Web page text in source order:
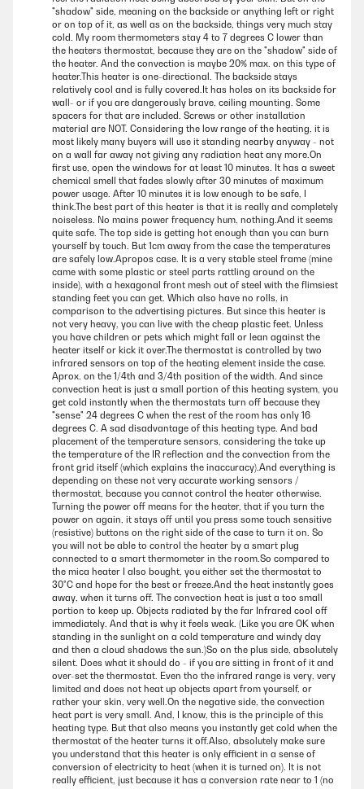
"shadow" side, meaning on the backside or anything left or right
or on top of it, as well as on the backside, things very much stay
cold. My room thermometers stay 4 to 7 degrees C lower than
the heaters thermostat, because they are on the "shadow" side of
the heater. And the convection is maybe 20% max. on this type of
heater.This heater is one-directional. The backside stays
relatively cool and is fully covered.It has holes on its backside for
wall- or if you are dangerously brave, ceiling mounting. Some
spacers for that are included. Screws or other installation
material are NOT. Considering the low range of the heating, it is
most likely many buyers will use it standing nearby anyway - not
on a wall far away not giving any radiation heat any more.On
first use, open the windows for at least 10 minutes. It has a sweet
chemical smell that fades slowly after 30 minutes of maximum
power usage. After 10 minutes it is low enough to be safe, I
think.The best part of this heater is that it is really and completely
noiseless. No mains power frequency hum, nothing.And it seems
quite safe. The top side is getting hot enough than you can burn
yourself by touch. But 1cm away from the case the temperatures
are safely low.Apropos case. It is a very stable steel frame (mine
came with some plastic or steel parts rattling around on the
inside), with a hexagonal front mesh out of steel with the flimsiest
standing feet you can get. Which also have no rolls, in
comparison to the advertising pictures. But since this heater is
not very heavy, you can live with the cheap plastic feet. Unless
you have children or pets which might fall or lean against the
heater itself or kick it over.The thermostat is controlled by two
infrared sensors on top of the heating element inside the case.
Aprox. on the 1/4th and 3/4th position of the width. And since
convection heat is just a small portion of this heating system, you
get cold instantly when the thermostats turn off because they
"sense" 24 degrees C when the rest of the room has only 16
degrees C. A sad disadvantage of this heating type. And bad
placement of the temperature sensors, considering the take up
the temperature of the IR reflection and the convection from the
front grid itself (which explains the inaccuracy).And everything is
depending on these not very accurate working sensors /
thermostat, because you cannot control the heater otherwise.
Turning the power off means for the heater, that if you turn the
power on again, it stays off until you press some touch sensitive
(resistive) buttons on the right side of the case to turn it on. So
you will not be able to control the heater by a smart plug
connected to a smart thermometer in the room.So compared to
the mica heater I also bought, you either set the thermostat to
30°C and hope for the best or freeze.And the heat instantly goes
away, when it turns off. The convection heat is just a too small
portion to keep up. Objects radiated by the far Infrared cool off
immediately. And that is why it feels weak. (Like you are OK when
standing in the sunlight on a cold temperature and windy day
and then a cloud shadows the sun.)So on the plus side, absolutely
silent. Does what it should do - if you are sitting in front of it and
over-set the thermostat. Even tho the infrared range is very, very
limited and does not heat up objects apart from yourself, or
rather your skin, very well.On the negative side, the convection
heat part is very small. And, I know, this is the principle of this
heating type. But that also means you instantly get cold when the
thermostat of the heater turns it off.Also, absolutely make sure
you understand that this heater is only efficient in a sense of
conversion of electricity to heat (when it is turned on). It is not
really efficient, just because it has a conversion rate near to 1 (no